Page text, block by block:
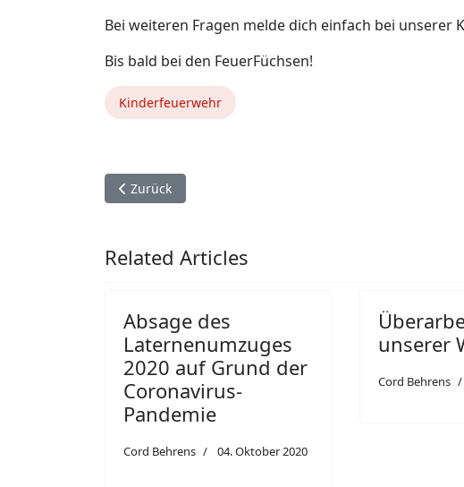
Bei weiteren Fragen melde dich einfach bei unserer
Bis bald bei den FeuerFüchsen!
Kinderfeuerwehr
Vorheriger Beitrag: sceptros - Die digitale Lagekarte
Zurück
Related Articles
Absage des
Laternenumzuges
2020 auf Grund der
Coronavirus-
Pandemie
Cord Behrens 04. Oktober 2020
unserer
Cord Behrens